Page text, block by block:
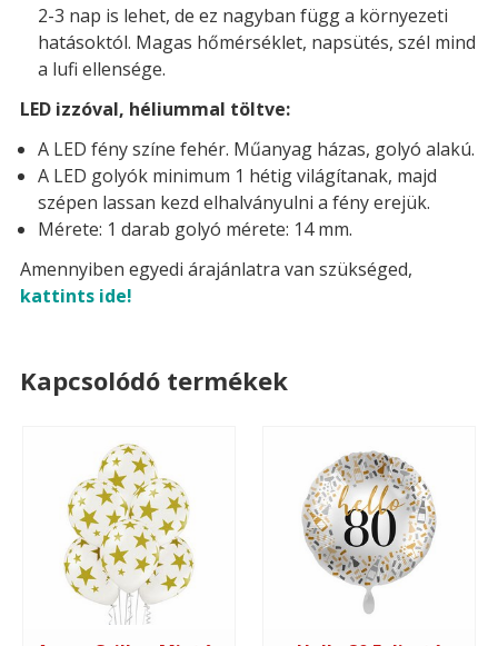
2-3 nap is lehet, de ez nagyban függ a környezeti
hatásoktól. Magas hőmérséklet, napsütés, szél mind
a lufi ellensége.
LED izzóval, héliummal töltve:
A LED fény színe fehér. Műanyag házas, golyó alakú.
A LED golyók minimum 1 hétig világítanak, majd
szépen lassan kezd elhalványulni a fény erejük.
Mérete: 1 darab golyó mérete: 14 mm.
Amennyiben egyedi árajánlatra van szükséged,
kattints ide!
Kapcsolódó termékek